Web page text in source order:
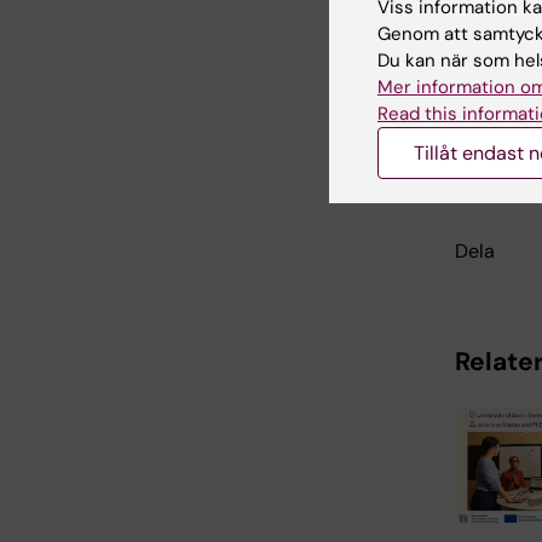
Charlotte
Dela
Viss information
Genom att
Du kan när som
Mer information
Read this
Tillåt endast